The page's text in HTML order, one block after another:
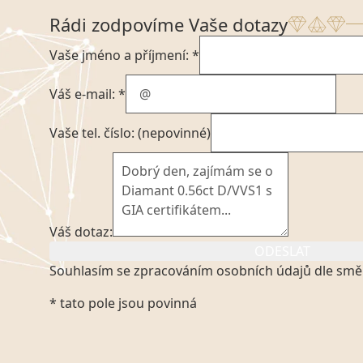
Rádi zodpovíme Vaše dotazy
Vaše jméno a příjmení: *
Váš e-mail: *
Vaše tel. číslo: (nepovinné)
Váš dotaz:
Souhlasím se zpracováním osobních údajů dle
Kliknutím na výše uvedený odkaz, v souladu se
platném znění výslovně souhlasím se zpracováním
* tato pole jsou povinná